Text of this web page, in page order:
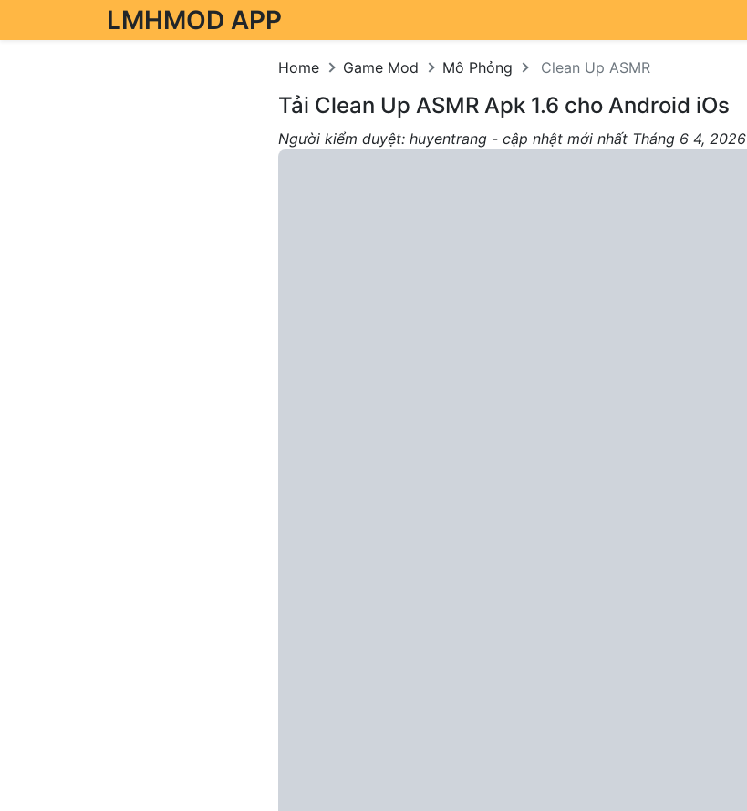
LMHMOD APP
Home Game Mod Mô Phỏng Clean Up ASMR
Tải Clean Up ASMR Apk 1.6 cho Android iOs
Người kiểm duyệt: huyentrang - cập nhật mới nhất Tháng 6 4, 2026